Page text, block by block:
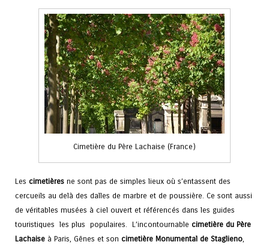
Cimetière du Père Lachaise (France)
Les cimetières ne sont pas de simples lieux où s’entassent des
cercueils au delà des dalles de marbre et de poussière. Ce sont aussi
de véritables musées à ciel ouvert et référencés dans les guides
touristiques les plus populaires. L’incontournable cimetière du Père
Lachaise à Paris, Gênes et son cimetière Monumental de Staglieno,